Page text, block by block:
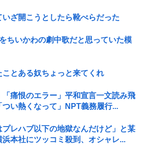
いざ開こうとしたら靴べらだった
ちいかわの劇中歌だと思っていた模
とある奴ちょっと来てくれ
「痛恨のエラー」平和宣言一文読み飛
い熱くなって」NPT義務履行...
プレハブ以下の地獄なんだけど」と某
本社にツッコミ殺到、オシャレ...